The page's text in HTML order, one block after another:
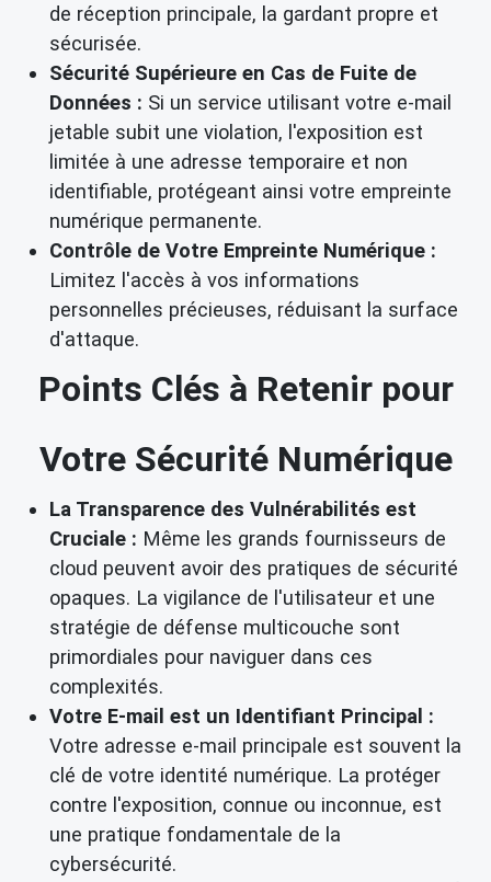
de réception principale, la gardant propre et
sécurisée.
Sécurité Supérieure en Cas de Fuite de
Données : Si un service utilisant votre e-mail
jetable subit une violation, l'exposition est
limitée à une adresse temporaire et non
identifiable, protégeant ainsi votre empreinte
numérique permanente.
Contrôle de Votre Empreinte Numérique :
Limitez l'accès à vos informations
personnelles précieuses, réduisant la surface
d'attaque.
Points Clés à Retenir pour
Votre Sécurité Numérique
La Transparence des Vulnérabilités est
Cruciale : Même les grands fournisseurs de
cloud peuvent avoir des pratiques de sécurité
opaques. La vigilance de l'utilisateur et une
stratégie de défense multicouche sont
primordiales pour naviguer dans ces
complexités.
Votre E-mail est un Identifiant Principal :
Votre adresse e-mail principale est souvent la
clé de votre identité numérique. La protéger
contre l'exposition, connue ou inconnue, est
une pratique fondamentale de la
cybersécurité.